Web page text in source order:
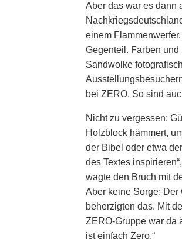
Aber das war es dann
einem
Gegenteil. Farben
Sandwolke
bei ZERO. So sind
Nicht zu vergessen:
Holzblock hämmert,
der Bibel oder etwa
des Textes
wagte den Bruch mit
Aber keine Sorge:
beherzigten das. Mit
ZERO-Gruppe war da
ist einfach Zero.“